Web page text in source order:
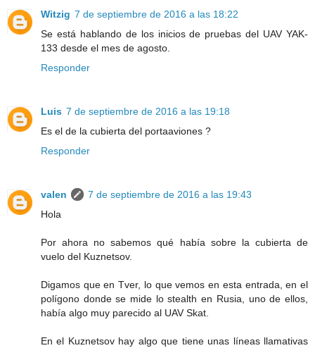
Witzig 7 de septiembre de 2016 a las 18:22
Se está hablando de los inicios de pruebas del UAV YAK-
133 desde el mes de agosto.
Responder
Luis 7 de septiembre de 2016 a las 19:18
Es el de la cubierta del portaaviones ?
Responder
valen
7 de septiembre de 2016 a las 19:43
Hola
Por ahora no sabemos qué había sobre la cubierta de
vuelo del Kuznetsov.
Digamos que en Tver, lo que vemos en esta entrada, en el
polígono donde se mide lo stealth en Rusia, uno de ellos,
había algo muy parecido al UAV Skat.
En el Kuznetsov hay algo que tiene unas líneas llamativas